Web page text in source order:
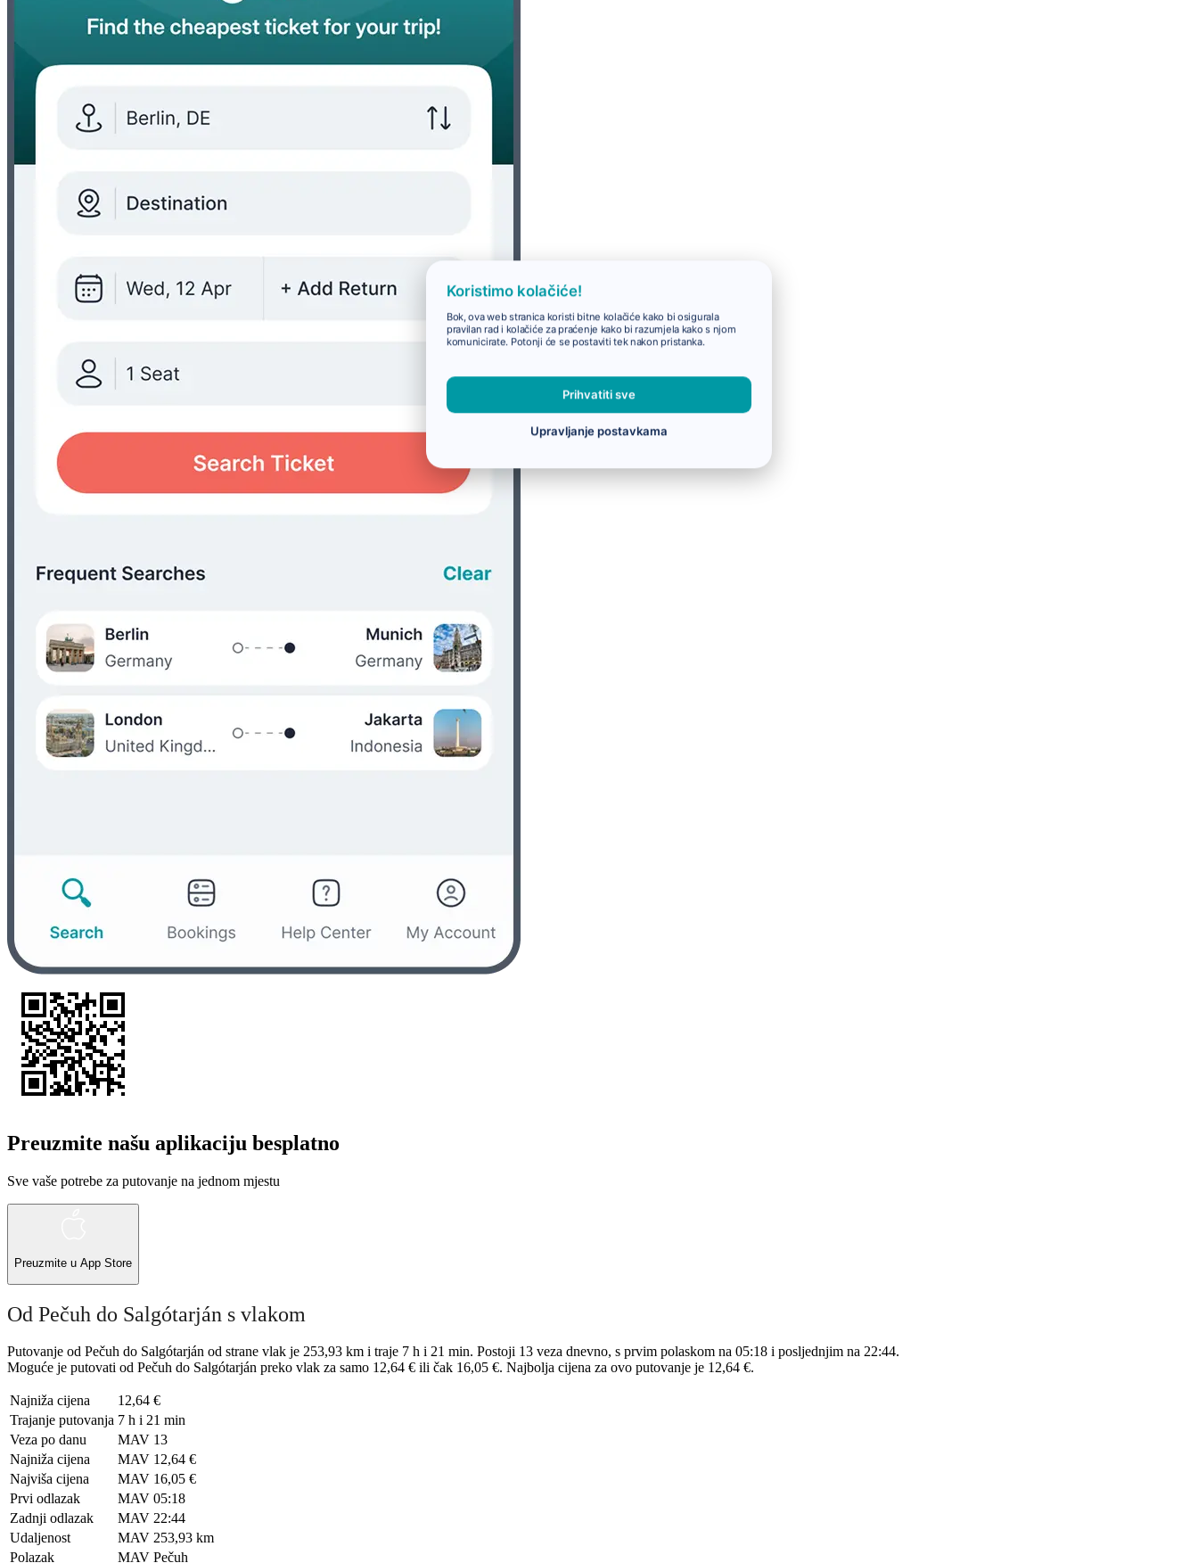
Preuzmite našu aplikaciju besplatno
Sve vaše potrebe za putovanje na jednom mjestu
Preuzmite u App Store
Od Pečuh do Salgótarján s vlakom
Putovanje od Pečuh do Salgótarján od strane vlak je 253,93 km i traje 7 h i 21 min. Postoji 13 veza dnevno, s prvim polaskom na 05:18 i posljednjim na 22:44.
Moguće je putovati od Pečuh do Salgótarján preko vlak za samo 12,64 € ili čak 16,05 €. Najbolja cijena za ovo putovanje je 12,64 €.
Najniža cijena
12,64 €
Trajanje putovanja 7 h i 21 min
Veza po danu
MAV 13
Najniža cijena
MAV 12,64 €
Najviša cijena
MAV 16,05 €
Prvi odlazak
MAV 05:18
Zadnji odlazak
MAV 22:44
Udaljenost
MAV 253,93 km
Polazak
MAV Pečuh
Koristimo kolačiće!
Bok, ova web stranica koristi bitne kolačiće kako bi osigurala
pravilan rad i kolačiće za praćenje kako bi razumjela kako s njom
komunicirate. Potonji će se postaviti tek nakon pristanka.
Prihvatiti sve
Upravljanje postavkama